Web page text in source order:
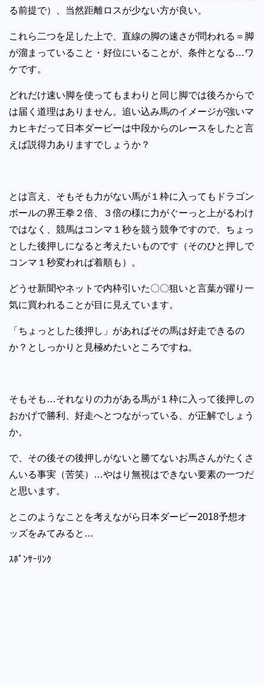
る前提で）、当然距離ロスが少ない方が良い。
これら二つを足した上で、直線の脚の速さが問われる＝脚
が溜まっていること・好位にいることが、条件となる…ワ
ケです。
どれだけ速い脚を使ってもまわりと同じ脚では後ろからで
は届く道理はありません。追い込み馬のイメージが強いマ
カヒキだって日本ダービーは中段からのレースをしたと言
えば説得力ありますでしょうか？
とは言え、そもそも力がない馬が１枠に入ってもドラゴン
ボールの界王拳２倍、３倍の様に力がぐーっと上がるわけ
ではなく、競馬はコンマ１秒を競う競争ですので、ちょっ
とした後押しになると考えたいものです（そのひと押しで
コンマ１秒変われば着順も）。
どうせ新聞やネットで内枠引いた〇〇狙いと言葉が躍り一
気に買われることが目に見えています。
「ちょっとした後押し」があればその馬は好走できるの
か？としっかりと見極めたいところですね。
そもそも…それなりの力がある馬が１枠に入って後押しの
おかげで勝利、好走へとつながっている、が正解でしょう
か。
で、その後その後押しがないと勝てないお馬さんがたくさ
んいる事実（苦笑）…やはり無視はできない要素の一つだ
と思います。
とこのようなことを考えながら日本ダービー2018予想オ
ッズをみてみると…
ｽﾎﾟﾝｻｰﾘﾝｸ